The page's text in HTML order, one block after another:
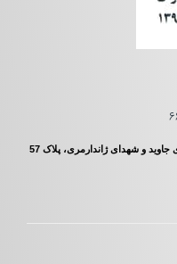
و شهدای ژاندارمری، پلاک 57